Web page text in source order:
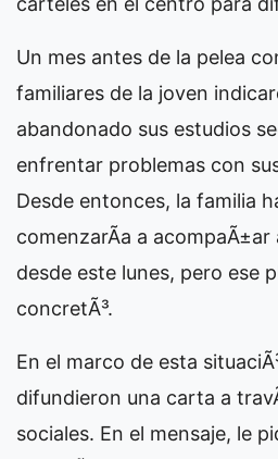
Un mes antes de la pelea
familiares de la joven
abandonado sus estudios
enfrentar problemas con
Desde entonces, la familia
comenzarÃ­a a
desde este lunes, pero ese
concretÃ³.
En el marco de esta
difundieron una carta a
sociales. En el mensaje, le